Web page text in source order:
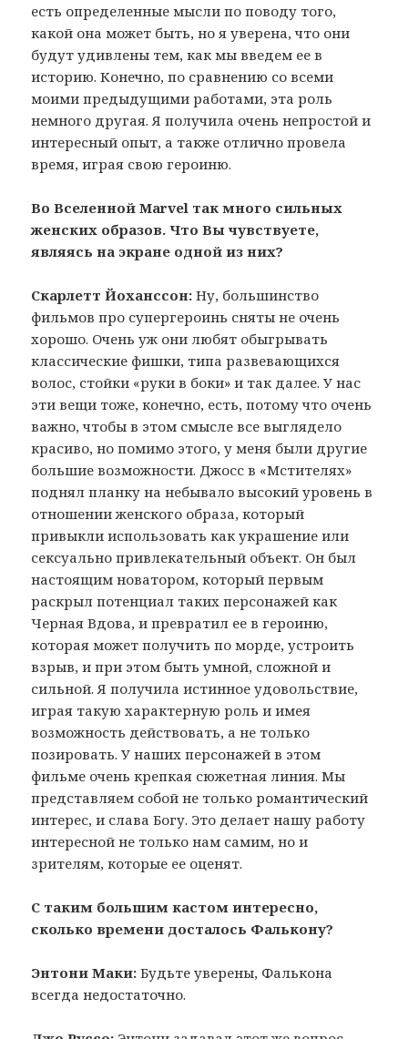
есть определенные мысли по поводу того,
какой она может быть, но я уверена, что они
будут удивлены тем, как мы введем ее в
историю. Конечно, по сравнению со всеми
моими предыдущими работами, эта роль
немного другая. Я получила очень непростой и
интересный опыт, а также отлично провела
время, играя свою героиню.
Во Вселенной Marvel так много сильных
женских образов. Что Вы чувствуете,
являясь на экране одной из них?
Скарлетт Йоханссон: Ну, большинство
фильмов про супергероинь сняты не очень
хорошо. Очень уж они любят обыгрывать
классические фишки, типа развевающихся
волос, стойки «руки в боки» и так далее. У нас
эти вещи тоже, конечно, есть, потому что очень
важно, чтобы в этом смысле все выглядело
красиво, но помимо этого, у меня были другие
большие возможности. Джосс в «Мстителях»
поднял планку на небывало высокий уровень в
отношении женского образа, который
привыкли использовать как украшение или
сексуально привлекательный объект. Он был
настоящим новатором, который первым
раскрыл потенциал таких персонажей как
Черная Вдова, и превратил ее в героиню,
которая может получить по морде, устроить
взрыв, и при этом быть умной, сложной и
сильной. Я получила истинное удовольствие,
играя такую характерную роль и имея
возможность действовать, а не только
позировать. У наших персонажей в этом
фильме очень крепкая сюжетная линия. Мы
представляем собой не только романтический
интерес, и слава Богу. Это делает нашу работу
интересной не только нам самим, но и
зрителям, которые ее оценят.
С таким большим кастом интересно,
сколько времени досталось Фалькону?
Энтони Маки: Будьте уверены, Фалькона
всегда недостаточно.